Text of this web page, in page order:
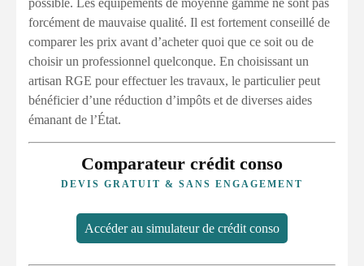
possible. Les équipements de moyenne gamme ne sont pas
forcément de mauvaise qualité. Il est fortement conseillé de
comparer les prix avant d’acheter quoi que ce soit ou de
choisir un professionnel quelconque. En choisissant un
artisan RGE pour effectuer les travaux, le particulier peut
bénéficier d’une réduction d’impôts et de diverses aides
émanant de l’État.
Comparateur crédit conso
DEVIS GRATUIT & SANS ENGAGEMENT
Accéder au simulateur de crédit conso